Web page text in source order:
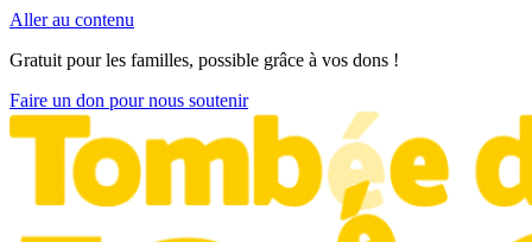
Aller au contenu
Gratuit pour les familles, possible grâce à vos dons !
Faire un don pour nous soutenir